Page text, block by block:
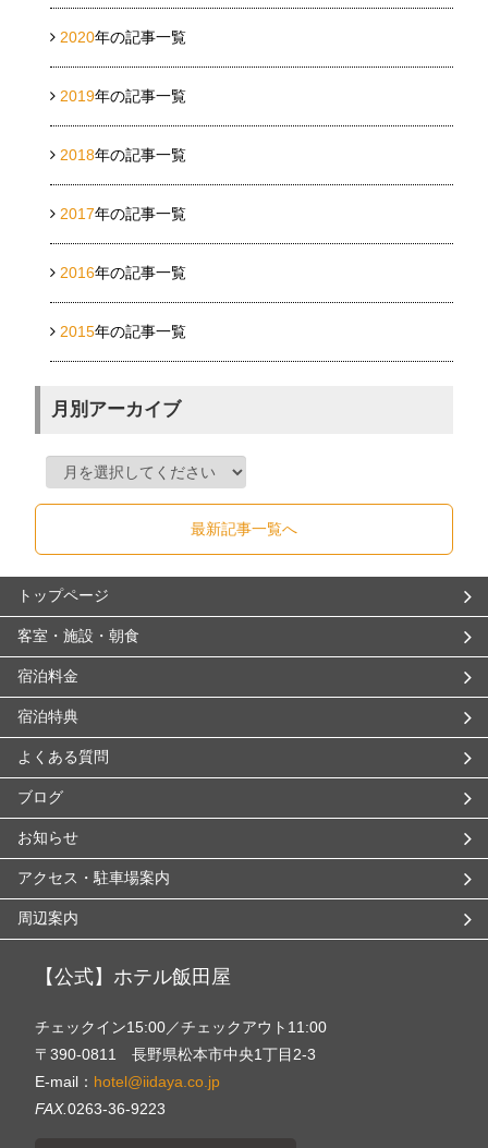
2020年の記事一覧
2019年の記事一覧
2018年の記事一覧
2017年の記事一覧
2016年の記事一覧
2015年の記事一覧
月別アーカイブ
最新記事一覧へ
トップページ
客室・施設・朝食
宿泊料金
宿泊特典
よくある質問
ブログ
お知らせ
アクセス・駐車場案内
周辺案内
【公式】ホテル飯田屋
チェックイン15:00／チェックアウト11:00
〒390-0811 長野県松本市中央1丁目2-3
E-mail： hotel@iidaya.co.jp
FAX.0263-36-9223